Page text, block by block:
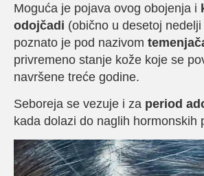
Moguća je pojava ovog obojenja i
odojčadi (obično u desetoj
poznato je pod nazivom
privremeno stanje kože koje se
navršene treće godine.
Seboreja se vezuje i za period
kada dolazi do naglih hormonskih